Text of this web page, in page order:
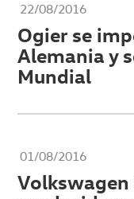
22/08/2016
Ogier se
Alemania y
Mundial
01/08/2016
Volkswagen